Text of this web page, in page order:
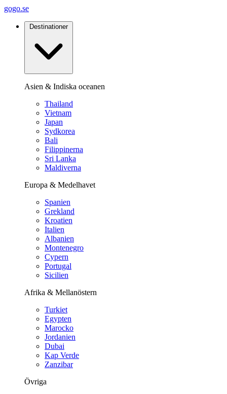
gogo.se
Destinationer
Asien & Indiska oceanen
Thailand
Vietnam
Japan
Sydkorea
Bali
Filippinerna
Sri Lanka
Maldiverna
Europa & Medelhavet
Spanien
Grekland
Kroatien
Italien
Albanien
Montenegro
Cypern
Portugal
Sicilien
Afrika & Mellanöstern
Turkiet
Egypten
Marocko
Jordanien
Dubai
Kap Verde
Zanzibar
Övriga